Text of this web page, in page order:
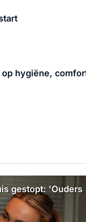
hygiëne,
gestopt: 'Ouders